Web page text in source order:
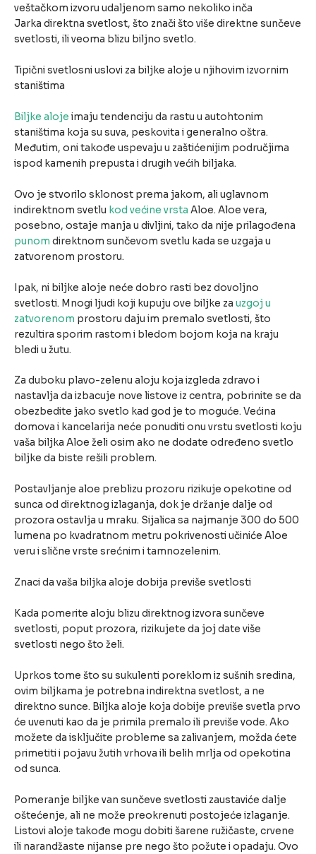
veštačkom izvoru udaljenom samo nekoliko inča
Jarka direktna svetlost, što znači što više direktne sunčeve
svetlosti, ili veoma blizu biljno svetlo.
Tipični svetlosni uslovi za biljke aloje u njihovim izvornim
staništima
Biljke aloje imaju tendenciju da rastu u autohtonim
staništima koja su suva, peskovita i generalno oštra.
Međutim, oni takođe uspevaju u zaštićenijim područjima
ispod kamenih prepusta i drugih većih biljaka.
Ovo je stvorilo sklonost prema jakom, ali uglavnom
indirektnom svetlu kod većine vrsta Aloe. Aloe vera,
posebno, ostaje manja u divljini, tako da nije prilagođena
punom direktnom sunčevom svetlu kada se uzgaja u
zatvorenom prostoru.
Ipak, ni biljke aloje neće dobro rasti bez dovoljno
svetlosti. Mnogi ljudi koji kupuju ove biljke za uzgoj u
zatvorenom prostoru daju im premalo svetlosti, što
rezultira sporim rastom i bledom bojom koja na kraju
bledi u žutu.
Za duboku plavo-zelenu aloju koja izgleda zdravo i
nastavlja da izbacuje nove listove iz centra, pobrinite se da
obezbedite jako svetlo kad god je to moguće. Većina
domova i kancelarija neće ponuditi onu vrstu svetlosti koju
vaša biljka Aloe želi osim ako ne dodate određeno svetlo
biljke da biste rešili problem.
Postavljanje aloe preblizu prozoru rizikuje opekotine od
sunca od direktnog izlaganja, dok je držanje dalje od
prozora ostavlja u mraku. Sijalica sa najmanje 300 do 500
lumena po kvadratnom metru pokrivenosti učiniće Aloe
veru i slične vrste srećnim i tamnozelenim.
Znaci da vaša biljka aloje dobija previše svetlosti
Kada pomerite aloju blizu direktnog izvora sunčeve
svetlosti, poput prozora, rizikujete da joj date više
svetlosti nego što želi.
Uprkos tome što su sukulenti poreklom iz sušnih sredina,
ovim biljkama je potrebna indirektna svetlost, a ne
direktno sunce. Biljka aloje koja dobije previše svetla prvo
će uvenuti kao da je primila premalo ili previše vode. Ako
možete da isključite probleme sa zalivanjem, možda ćete
primetiti i pojavu žutih vrhova ili belih mrlja od opekotina
od sunca.
Pomeranje biljke van sunčeve svetlosti zaustaviće dalje
oštećenje, ali ne može preokrenuti postojeće izlaganje.
Listovi aloje takođe mogu dobiti šarene ružičaste, crvene
ili narandžaste nijanse pre nego što požute i opadaju. Ovo